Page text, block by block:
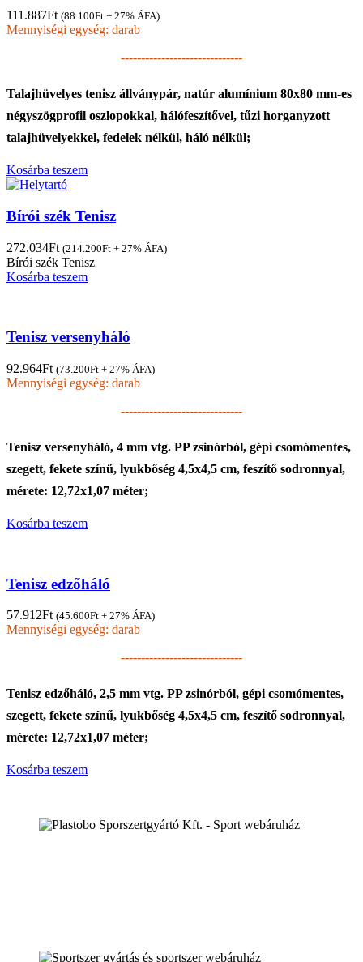
111.887Ft (88.100Ft + 27% ÁFA)
Mennyiségi egység: darab
------------------------------
Talajhüvelyes tenisz állványpár, natúr alumínium 80x80 mm-es
négyszögprofil oszlopokkal, hálófeszítővel, tűzi horganyzott
talajhüvelyekkel, fedelek nélkül, háló nélkül;
Kosárba teszem
Bírói szék Tenisz
272.034Ft (214.200Ft + 27% ÁFA)
Bírói szék Tenisz
Kosárba teszem
Tenisz versenyháló
92.964Ft (73.200Ft + 27% ÁFA)
Mennyiségi egység: darab
------------------------------
Tenisz versenyháló, 4 mm vtg. PP zsinórból, gépi csomómentes,
szegett, fekete színű, lyukbőség 4,5x4,5 cm, feszítő sodronnyal,
mérete: 12,72x1,07 méter;
Kosárba teszem
Tenisz edzőháló
57.912Ft (45.600Ft + 27% ÁFA)
Mennyiségi egység: darab
------------------------------
Tenisz edzőháló, 2,5 mm vtg. PP zsinórból, gépi csomómentes,
szegett, fekete színű, lyukbőség 4,5x4,5 cm, feszítő sodronnyal,
mérete: 12,72x1,07 méter;
Kosárba teszem